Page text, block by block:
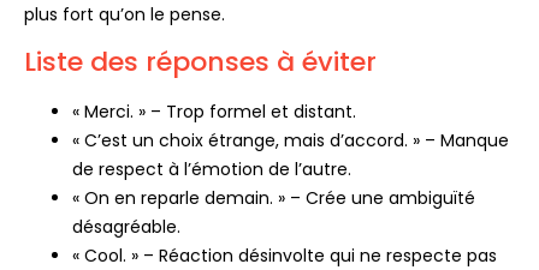
plus fort qu’on le pense.
Liste des réponses à éviter
« Merci. » – Trop formel et distant.
« C’est un choix étrange, mais d’accord. » – Manque
de respect à l’émotion de l’autre.
« On en reparle demain. » – Crée une ambiguïté
désagréable.
« Cool. » – Réaction désinvolte qui ne respecte pas